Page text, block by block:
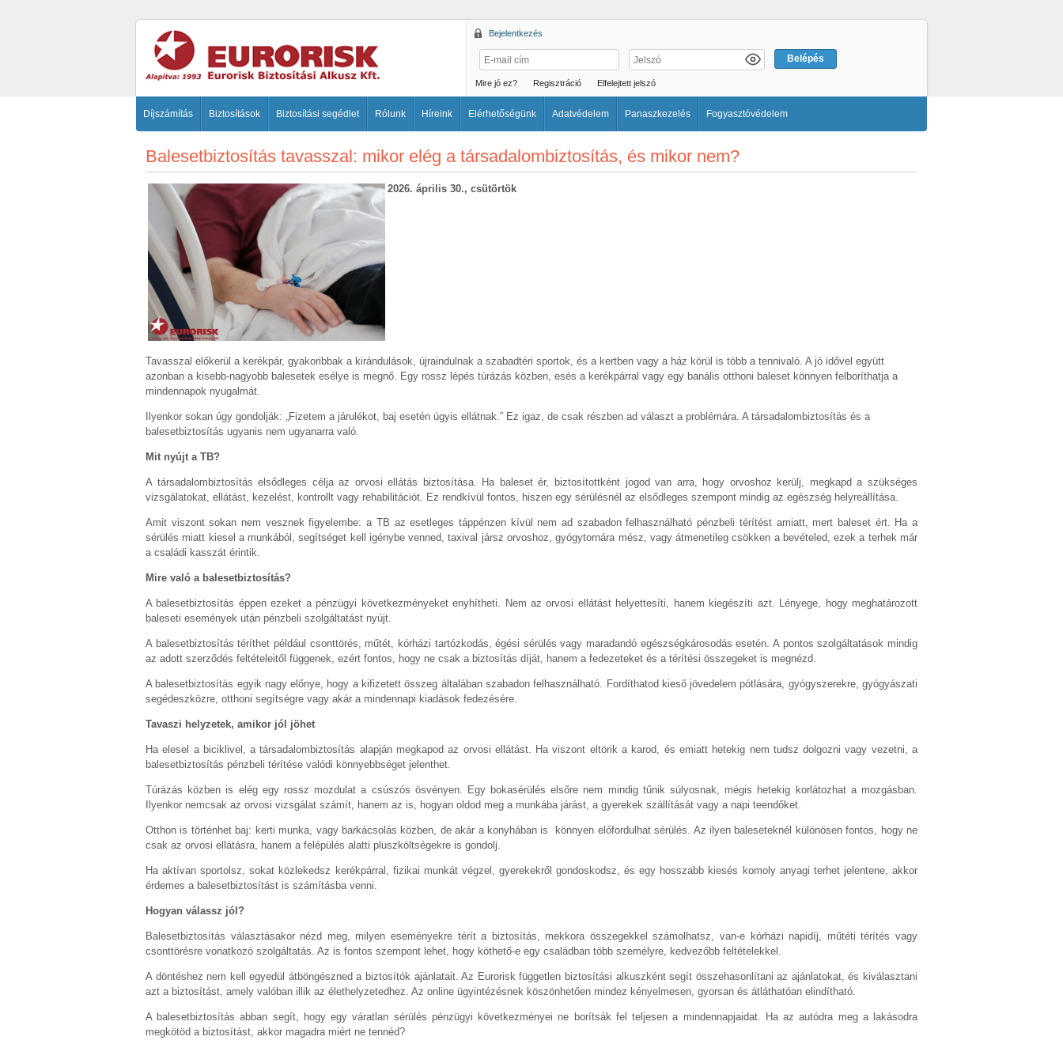
Bejelentkezés
Mire jó ez? Regisztráció Elfelejtett jelszó
Díjszámítás Biztosítások Biztosítási segédlet Rólunk Híreink Elérhetőségünk Adatvédelem Panaszkezelés Fogyasztóvédelem
Balesetbiztosítás tavasszal: mikor elég a társadalombiztosítás, és mikor nem?
2026. április 30., csütörtök
Tavasszal előkerül a kerékpár, gyakoribbak a kirándulások, újraindulnak a szabadtéri sportok, és a kertben vagy a ház körül is több a tennivaló. A jó idővel együtt
azonban a kisebb-nagyobb balesetek esélye is megnő. Egy rossz lépés túrázás közben, esés a kerékpárral vagy egy banális otthoni baleset könnyen felboríthatja a
mindennapok nyugalmát.
Ilyenkor sokan úgy gondolják: „Fizetem a járulékot, baj esetén úgyis ellátnak.” Ez igaz, de csak részben ad választ a problémára. A társadalombiztosítás és a
balesetbiztosítás ugyanis nem ugyanarra való.
Mit nyújt a TB?
A társadalombiztosítás elsődleges célja az orvosi ellátás biztosítása. Ha baleset ér, biztosítottként jogod van arra, hogy orvoshoz kerülj, megkapd a szükséges
vizsgálatokat, ellátást, kezelést, kontrollt vagy rehabilitációt. Ez rendkívül fontos, hiszen egy sérülésnél az elsődleges szempont mindig az egészség helyreállítása.
Amit viszont sokan nem vesznek figyelembe: a TB az esetleges táppénzen kívül nem ad szabadon felhasználható pénzbeli térítést amiatt, mert baleset ért. Ha a
sérülés miatt kiesel a munkából, segítséget kell igénybe venned, taxival jársz orvoshoz, gyógytornára mész, vagy átmenetileg csökken a bevételed, ezek a terhek már
a családi kasszát érintik.
Mire való a balesetbiztosítás?
A balesetbiztosítás éppen ezeket a pénzügyi következményeket enyhítheti. Nem az orvosi ellátást helyettesíti, hanem kiegészíti azt. Lényege, hogy meghatározott
baleseti események után pénzbeli szolgáltatást nyújt.
A balesetbiztosítás téríthet például csonttörés, műtét, kórházi tartózkodás, égési sérülés vagy maradandó egészségkárosodás esetén. A pontos szolgáltatások mindig
az adott szerződés feltételeitől függenek, ezért fontos, hogy ne csak a biztosítás díját, hanem a fedezeteket és a térítési összegeket is megnézd.
A balesetbiztosítás egyik nagy előnye, hogy a kifizetett összeg általában szabadon felhasználható. Fordíthatod kieső jövedelem pótlására, gyógyszerekre, gyógyászati
segédeszközre, otthoni segítségre vagy akár a mindennapi kiadások fedezésére.
Tavaszi helyzetek, amikor jól jöhet
Ha elesel a biciklivel, a társadalombiztosítás alapján megkapod az orvosi ellátást. Ha viszont eltörik a karod, és emiatt hetekig nem tudsz dolgozni vagy vezetni, a
balesetbiztosítás pénzbeli térítése valódi könnyebbséget jelenthet.
Túrázás közben is elég egy rossz mozdulat a csúszós ösvényen. Egy bokasérülés elsőre nem mindig tűnik súlyosnak, mégis hetekig korlátozhat a mozgásban.
Ilyenkor nemcsak az orvosi vizsgálat számít, hanem az is, hogyan oldod meg a munkába járást, a gyerekek szállítását vagy a napi teendőket.
Otthon is történhet baj: kerti munka, vagy barkácsolás közben, de akár a konyhában is könnyen előfordulhat sérülés. Az ilyen baleseteknél különösen fontos, hogy ne
csak az orvosi ellátásra, hanem a felépülés alatti pluszköltségekre is gondolj.
Ha aktívan sportolsz, sokat közlekedsz kerékpárral, fizikai munkát végzel, gyerekekről gondoskodsz, és egy hosszabb kiesés komoly anyagi terhet jelentene, akkor
érdemes a balesetbiztosítást is számításba venni.
Hogyan válassz jól?
Balesetbiztosítás választásakor nézd meg, milyen eseményekre térít a biztosítás, mekkora összegekkel számolhatsz, van-e kórházi napidíj, műtéti térítés vagy
csonttörésre vonatkozó szolgáltatás. Az is fontos szempont lehet, hogy köthető-e egy családban több személyre, kedvezőbb feltételekkel.
A döntéshez nem kell egyedül átböngészned a biztosítók ajánlatait. Az Eurorisk független biztosítási alkuszként segít összehasonlítani az ajánlatokat, és kiválasztani
azt a biztosítást, amely valóban illik az élethelyzetedhez. Az online ügyintézésnek köszönhetően mindez kényelmesen, gyorsan és átláthatóan elindítható.
A balesetbiztosítás abban segít, hogy egy váratlan sérülés pénzügyi következményei ne borítsák fel teljesen a mindennapjaidat. Ha az autódra meg a lakásodra
megkötöd a biztosítást, akkor magadra miért ne tennéd?